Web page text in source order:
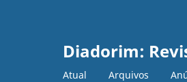
Diadorim:
Atual Arquivos